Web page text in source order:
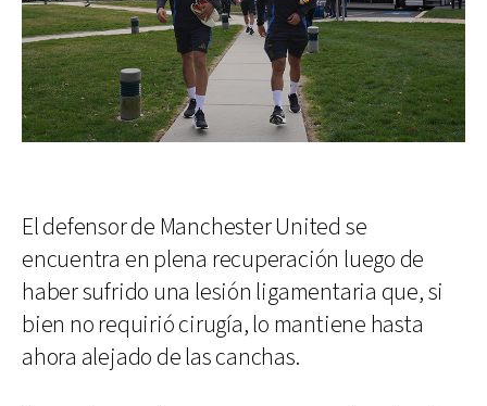
El defensor de Manchester United se
encuentra en plena recuperación luego de
haber sufrido una lesión ligamentaria que, si
bien no requirió cirugía, lo mantiene hasta
ahora alejado de las canchas.